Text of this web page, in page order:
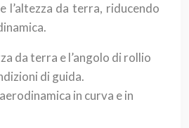
l’altezza da terra, riducendo
da terra e l’angolo di rollio
di guida.
in curva e in